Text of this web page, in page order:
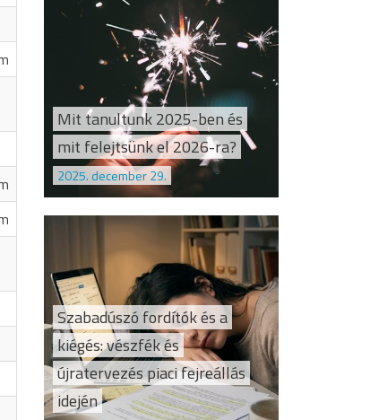
Mit tanultunk 2025-ben és
mit felejtsünk el 2026-ra?
2025. december 29.
Szabadúszó fordítók és a
kiégés: vészfék és
újratervezés piaci fejreállás
idején